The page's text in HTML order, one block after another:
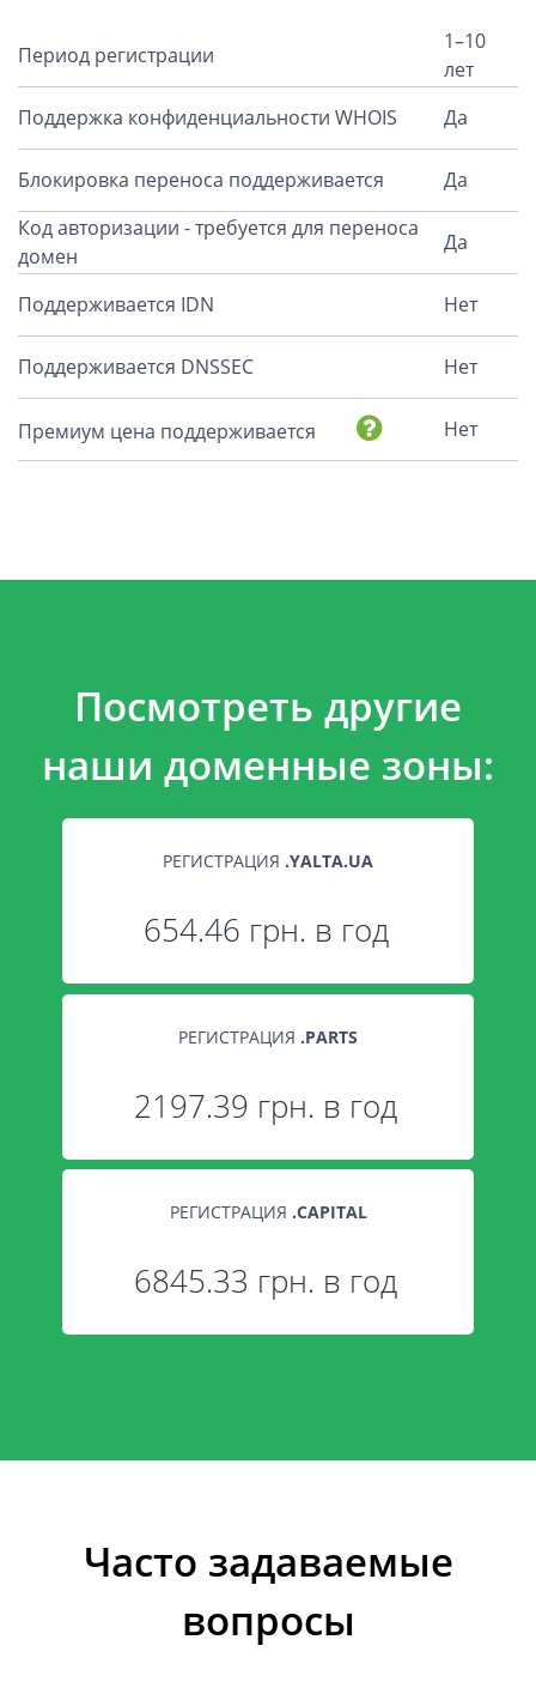
Период регистрации
1–10
лет
Поддержка конфиденциальности WHOIS
Да
Блокировка переноса поддерживается
Да
Код авторизации - требуется для переноса
домен
Да
Поддерживается IDN Нет
Поддерживается DNSSEC Нет
Премиум цена поддерживается Нет
Посмотреть другие
наши доменные зоны:
РЕГИСТРАЦИЯ .YALTA.UA
654.46 грн. в год
РЕГИСТРАЦИЯ .PARTS
2197.39 грн. в год
РЕГИСТРАЦИЯ .CAPITAL
6845.33 грн. в год
Часто задаваемые
вопросы